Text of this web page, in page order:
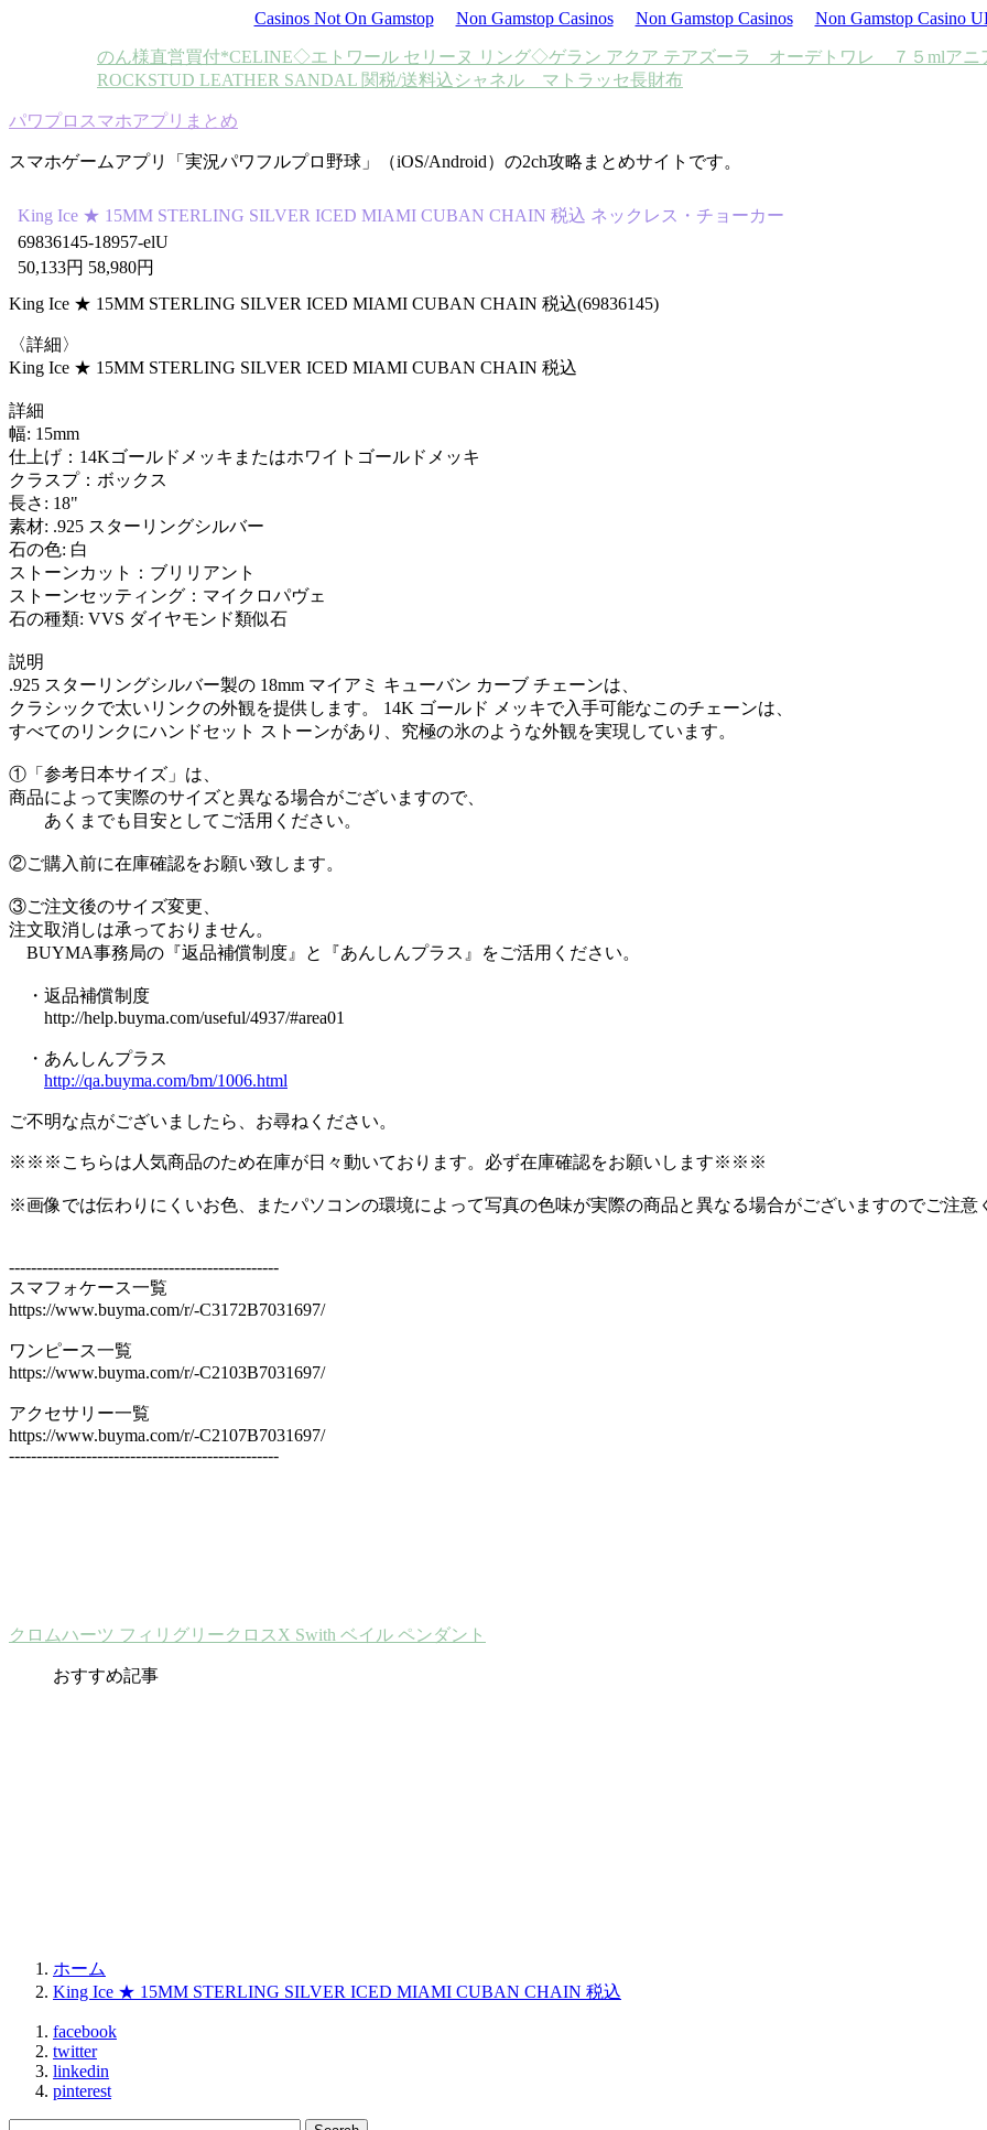
Casinos Not On Gamstop Non Gamstop Casinos Non Gamstop Casinos Non Gamstop Casino
のん様直営買付*CELINE◇エトワール セリーヌ リング◇ゲラン アクア テアズーラ オーデトワレ ７５mlアニ
ROCKSTUD LEATHER SANDAL 関税/送料込シャネル マトラッセ長財布
パワプロスマホアプリまとめ
スマホゲームアプリ「実況パワフルプロ野球」（iOS/Android）の2ch攻略まとめサイトです。
King Ice ★ 15MM STERLING SILVER ICED MIAMI CUBAN CHAIN 税込 ネックレス・チョーカー
69836145-18957-elU
50,133円 58,980円
King Ice ★ 15MM STERLING SILVER ICED MIAMI CUBAN CHAIN 税込(69836145)
〈詳細〉
King Ice ★ 15MM STERLING SILVER ICED MIAMI CUBAN CHAIN 税込
詳細
幅: 15mm
仕上げ：14Kゴールドメッキまたはホワイトゴールドメッキ
クラスプ：ボックス
長さ: 18"
素材: .925 スターリングシルバー
石の色: 白
ストーンカット：ブリリアント
ストーンセッティング：マイクロパヴェ
石の種類: VVS ダイヤモンド類似石
説明
.925 スターリングシルバー製の 18mm マイアミ キューバン カーブ チェーンは、
クラシックで太いリンクの外観を提供します。 14K ゴールド メッキで入手可能なこのチェーンは、
すべてのリンクにハンドセット ストーンがあり、究極の氷のような外観を実現しています。
①「参考日本サイズ」は、
商品によって実際のサイズと異なる場合がございますので、
あくまでも目安としてご活用ください。
②ご購入前に在庫確認をお願い致します。
③ご注文後のサイズ変更、
注文取消しは承っておりません。
BUYMA事務局の『返品補償制度』と『あんしんプラス』をご活用ください。
・返品補償制度
http://help.buyma.com/useful/4937/#area01
・あんしんプラス
http://qa.buyma.com/bm/1006.html
ご不明な点がございましたら、お尋ねください。
※※※こちらは人気商品のため在庫が日々動いております。必ず在庫確認をお願いします※※※
※画像では伝わりにくいお色、またパソコンの環境によって写真の色味が実際の商品と異なる場合がございますのでご注意
-------------------------------------------------
スマフォケース一覧
https://www.buyma.com/r/-C3172B7031697/
ワンピース一覧
https://www.buyma.com/r/-C2103B7031697/
アクセサリー一覧
https://www.buyma.com/r/-C2107B7031697/
-------------------------------------------------
クロムハーツ フィリグリークロスX Swith ベイル ペンダント
おすすめ記事
ホーム
King Ice ★ 15MM STERLING SILVER ICED MIAMI CUBAN CHAIN 税込
facebook
twitter
linkedin
pinterest